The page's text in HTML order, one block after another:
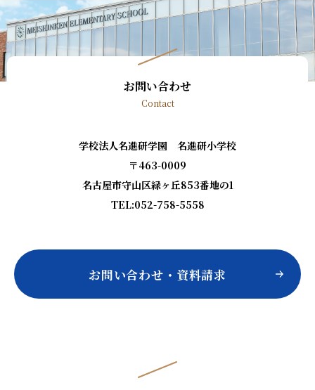
お問い合わせ
Contact
学校法人名進研学園 名進研小学校
〒463-0009
名古屋市守山区緑ヶ丘853番地の1
TEL:052-758-5558
お問い合わせ・資料請求